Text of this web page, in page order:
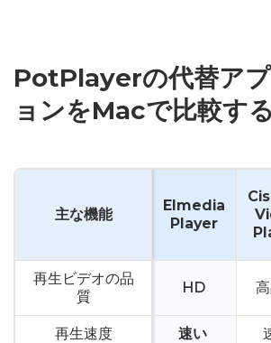
PotPlayerの代替ア
ョンをMacで比較する
主な機能
Elmedia
Player
再生ビデオの品
質
HD
再生速度 速い